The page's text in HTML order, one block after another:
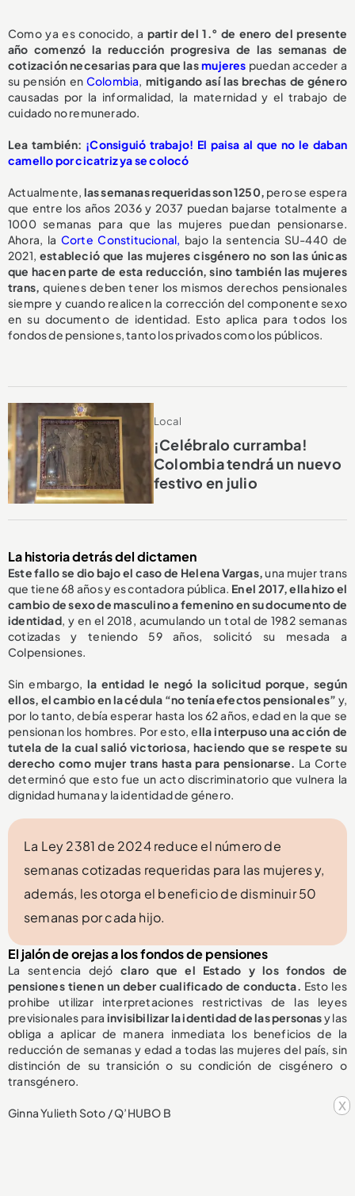
x
Como ya es conocido, a partir del 1.° de enero del presente
año comenzó la reducción progresiva de las semanas de
cotización necesarias para que lasmujeres puedan acceder a
su pensión en Colombia, mitigando así las brechas de género
causadas por la informalidad, la maternidad y el trabajo de
cuidado no remunerado.
Lea también: ¡Consiguió trabajo! El paisa al que no le daban
camello por cicatriz ya se colocó
Actualmente, las semanas requeridas son 1250, pero se espera
que entre los años 2036 y 2037 puedan bajarse totalmente a
1000 semanas para que las mujeres puedan pensionarse.
Ahora, la Corte Constitucional, bajo la sentencia SU-440 de
2021, estableció que las mujeres cisgénero no son las únicas
que hacen parte de esta reducción, sino también las mujeres
trans,quienes deben tener los mismos derechos pensionales
siempre y cuando realicen la corrección del componente sexo
en su documento de identidad. Esto aplica para todos los
fondos de pensiones, tanto los privados como los públicos.
Local
¡Celébralo curramba!
Colombia tendrá un nuevo
festivo en julio
La historia detrás del dictamen
Este fallo se dio bajo el caso de Helena Vargas,una mujer trans
que tiene 68 años y es contadora pública. En el 2017, ella hizo el
cambio de sexo de masculino a femenino en su documento de
identidad, y en el 2018, acumulando un total de 1982 semanas
cotizadas y teniendo 59 años, solicitó su mesada a
Colpensiones.
Sin embargo, la entidad le negó la solicitud porque, según
ellos, el cambio en la cédula “no tenía efectos pensionales” y,
por lo tanto, debía esperar hasta los 62 años, edad en la que se
pensionan los hombres. Por esto, ella interpuso una acción de
tutela de la cual salió victoriosa, haciendo que se respete su
derecho como mujer trans hasta para pensionarse. La Corte
determinó que esto fue un acto discriminatorio que vulnera la
dignidad humana y la identidad de género.
La Ley 2381 de 2024 reduce el número de
semanas cotizadas requeridas para las mujeres y,
además, les otorga el beneficio de disminuir 50
semanas por cada hijo.
El jalón de orejas a los fondos de pensiones
La sentencia dejóclaro que el Estado y los fondos de
pensiones tienen un deber cualificado de conducta. Esto les
prohibe utilizar interpretaciones restrictivas de las leyes
previsionales para invisibilizar la identidad de las personasy las
obliga a aplicar de manera inmediata los beneficios de la
reducción de semanas y edad a todas las mujeres del país, sin
distinción de su transición o su condición de cisgénero o
transgénero.
Ginna Yulieth Soto / Q’HUBO B